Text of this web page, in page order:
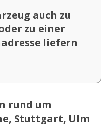
auch zu
zu einer
liefern
rund um
Stuttgart, Ulm